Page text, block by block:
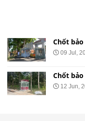
Chốt
09 Jul,
Chốt
12 Jun,